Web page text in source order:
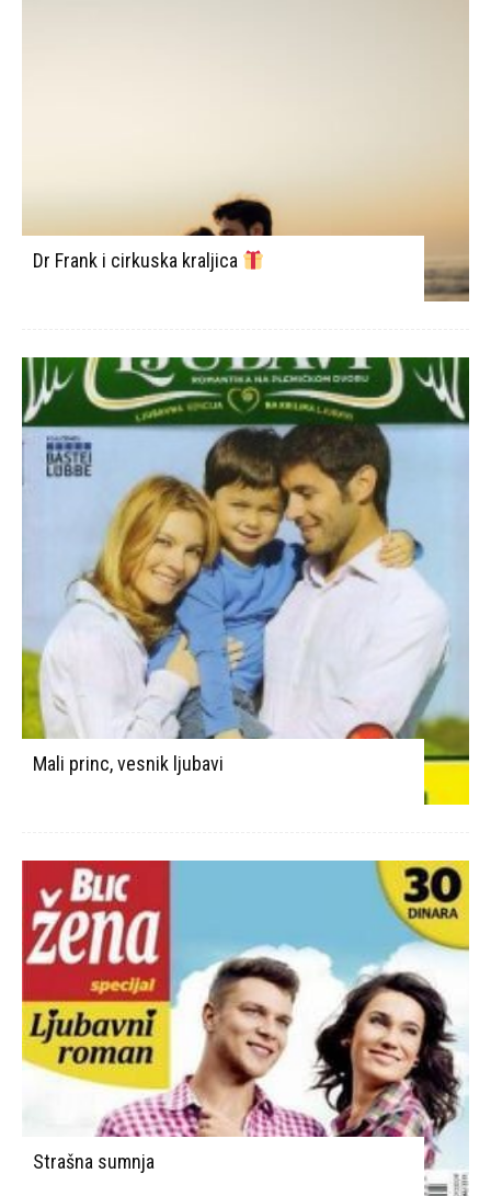
Dr Frank i cirkuska kraljica
Mali princ, vesnik ljubavi
Strašna sumnja